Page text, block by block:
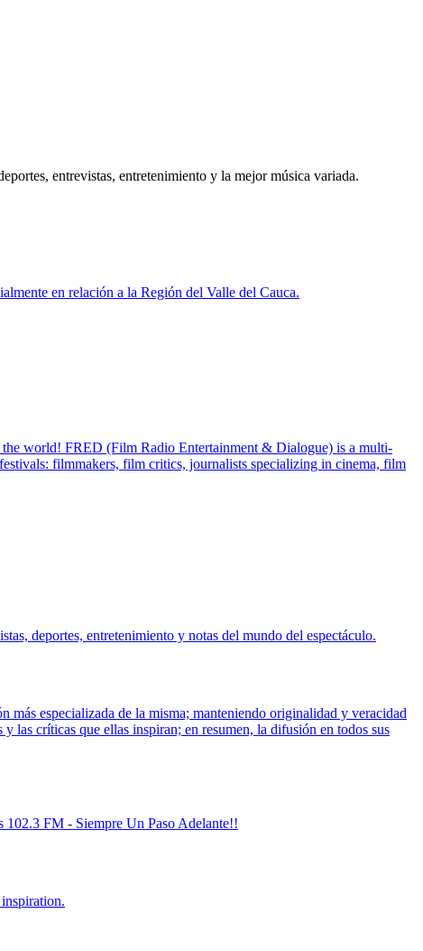
entrevistas, entretenimiento y la mejor música variada.
en relación a la Región del Valle del Cauca.
world! FRED (Film Radio Entertainment & Dialogue) is a multi-
filmmakers, film critics, journalists specializing in cinema, film
deportes, entretenimiento y notas del mundo del espectáculo.
especializada de la misma; manteniendo originalidad y veracidad
las críticas que ellas inspiran; en resumen, la difusión en todos sus
102.3 FM - Siempre Un Paso Adelante!!